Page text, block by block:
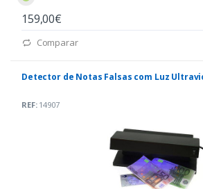
159,00€
Comparar
Detector de Notas Falsas com Luz
REF:14907